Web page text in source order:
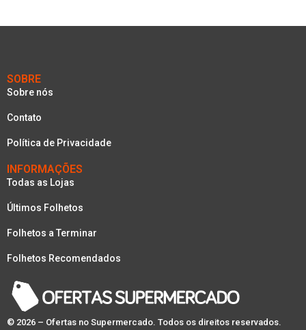
© 2026 – Ofertas no Supermercado. Todos os direitos reservados.
SOBRE
Sobre nós
Contato
Política de Privacidade
INFORMAÇÕES
Todas as Lojas
Últimos Folhetos
Folhetos a Terminar
Folhetos Recomendados